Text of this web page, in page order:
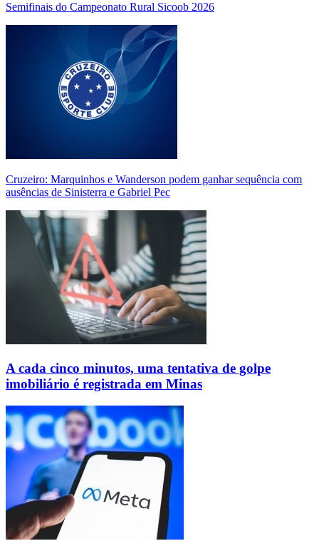
Semifinais do Campeonato Rural Sicoob 2026
Cruzeiro: Marquinhos e Wanderson podem ganhar sequência com
ausências de Sinisterra e Gabriel Pec
A cada cinco minutos, uma tentativa de golpe
imobiliário é registrada em Minas